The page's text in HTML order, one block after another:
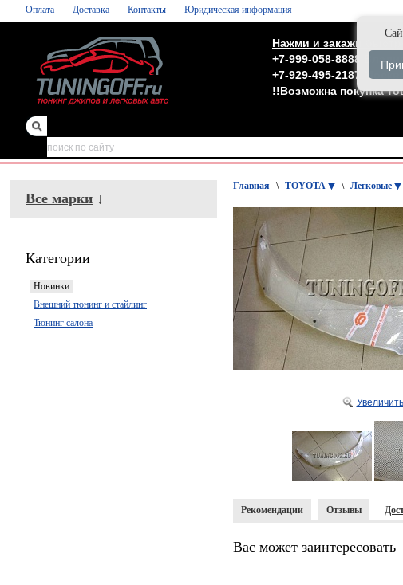
Оплата Доставка Контакты Юридическая информация
Нажми и закажи
+7-999-058-8888
+7-929-495-2187
Москва
!!Возможна покупка
зеркала,обвесы
Все марки ↓
Категории
Новинки
Внешний тюнинг и стайлинг
Тюнинг салона
Главная \ TOYOTA \ Легковые
Увеличить
Рекомендации Отзывы
Вас может заинтересовать